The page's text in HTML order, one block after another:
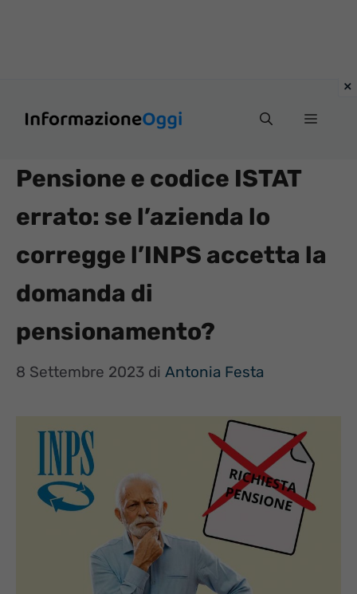
Menu
Pensione e codice ISTAT
errato: se l’azienda lo
corregge l’INPS accetta la
domanda di
pensionamento?
8 Settembre 2023 di Antonia Festa